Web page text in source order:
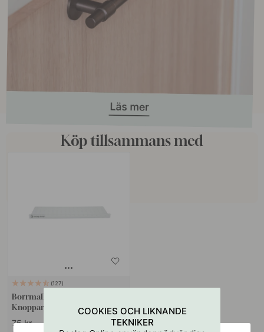
Köp tillsammans med
127
Borrmall för Handtag &
Knoppar
75 kr
COOKIES OCH LIKNANDE
TEKNIKER